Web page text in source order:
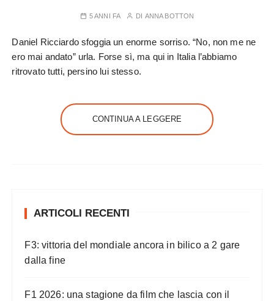
5 ANNI FA DI ANNA BOTTON
Daniel Ricciardo sfoggia un enorme sorriso. “No, non me ne
ero mai andato” urla. Forse sì, ma qui in Italia l’abbiamo
ritrovato tutti, persino lui stesso.
CONTINUA A LEGGERE
ARTICOLI RECENTI
F3: vittoria del mondiale ancora in bilico a 2 gare
dalla fine
F1 2026: una stagione da film che lascia con il